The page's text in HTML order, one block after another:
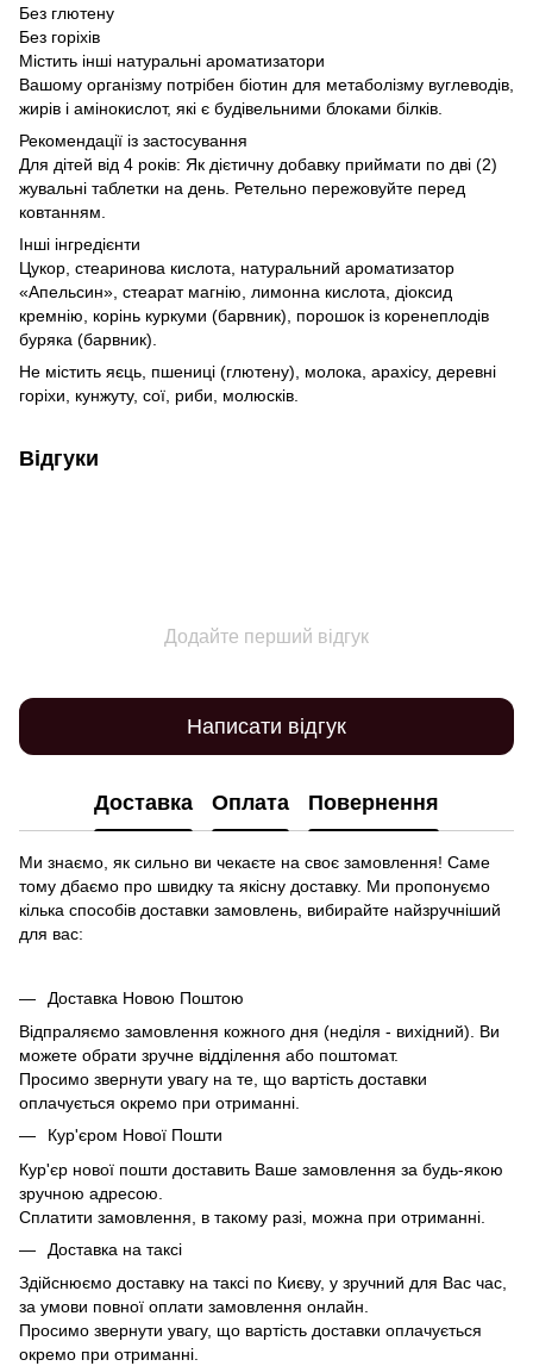
Без глютену
Без горіхів
Містить інші натуральні ароматизатори
Вашому організму потрібен біотин для метаболізму вуглеводів,
жирів і амінокислот, які є будівельними блоками білків.
Рекомендації із застосування
Для дітей від 4 років: Як дієтичну добавку приймати по дві (2)
жувальні таблетки на день. Ретельно пережовуйте перед
ковтанням.
Інші інгредієнти
Цукор, стеаринова кислота, натуральний ароматизатор
«Апельсин», стеарат магнію, лимонна кислота, діоксид
кремнію, корінь куркуми (барвник), порошок із коренеплодів
буряка (барвник).
Не містить яєць, пшениці (глютену), молока, арахісу, деревні
горіхи, кунжуту, сої, риби, молюсків.
Відгуки
Додайте перший відгук
Написати відгук
Доставка Оплата Повернення
Ми знаємо, як сильно ви чекаєте на своє замовлення! Саме
тому дбаємо про швидку та якісну доставку. Ми пропонуємо
кілька способів доставки замовлень, вибирайте найзручніший
для вас:
Доставка Новою Поштою
Відпраляємо замовлення кожного дня (неділя - вихідний). Ви
можете обрати зручне відділення або поштомат.
Просимо звернути увагу на те, що вартість доставки
оплачується окремо при отриманні.
Кур'єром Нової Пошти
Кур'єр нової пошти доставить Ваше замовлення за будь-якою
зручною адресою.
Сплатити замовлення, в такому разі, можна при отриманні.
Доставка на таксі
Здійснюємо доставку на таксі по Києву, у зручний для Вас час,
за умови повної оплати замовлення онлайн.
Просимо звернути увагу, що вартість доставки оплачується
окремо при отриманні.